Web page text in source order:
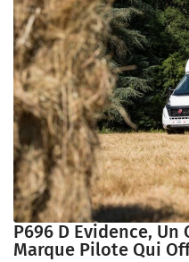
P696 D Evidence, Un
Marque Pilote Qui